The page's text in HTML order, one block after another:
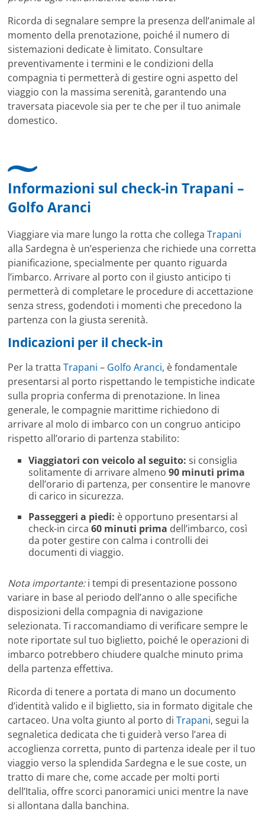
Ricorda di segnalare sempre la presenza dell’animale al
momento della prenotazione, poiché il numero di
sistemazioni dedicate è limitato. Consultare
preventivamente i termini e le condizioni della
compagnia ti permetterà di gestire ogni aspetto del
viaggio con la massima serenità, garantendo una
traversata piacevole sia per te che per il tuo animale
domestico.
Informazioni sul check-in Trapani –
Golfo Aranci
Viaggiare via mare lungo la rotta che collegaTrapani
alla Sardegna è un’esperienza che richiede una corretta
pianificazione, specialmente per quanto riguarda
l’imbarco. Arrivare al porto con il giusto anticipo ti
permetterà di completare le procedure di accettazione
senza stress, godendoti i momenti che precedono la
partenza con la giusta serenità.
Indicazioni per il check-in
Per la trattaTrapani – Golfo Aranci, è fondamentale
presentarsi al porto rispettando le tempistiche indicate
sulla propria conferma di prenotazione. In linea
generale, le compagnie marittime richiedono di
arrivare al molo di imbarco con un congruo anticipo
rispetto all’orario di partenza stabilito:
Viaggiatori con veicolo al seguito: si consiglia
solitamente di arrivare almeno90 minuti prima
dell’orario di partenza, per consentire le manovre
di carico in sicurezza.
Passeggeri a piedi: è opportuno presentarsi al
check-in circa60 minuti prima dell’imbarco, così
da poter gestire con calma i controlli dei
documenti di viaggio.
Nota importante:i tempi di presentazione possono
variare in base al periodo dell’anno o alle specifiche
disposizioni della compagnia di navigazione
selezionata. Ti raccomandiamo di verificare sempre le
note riportate sul tuo biglietto, poiché le operazioni di
imbarco potrebbero chiudere qualche minuto prima
della partenza effettiva.
Ricorda di tenere a portata di mano un documento
d’identità valido e il biglietto, sia in formato digitale che
cartaceo. Una volta giunto al porto diTrapani, segui la
segnaletica dedicata che ti guiderà verso l’area di
accoglienza corretta, punto di partenza ideale per il tuo
viaggio verso la splendida Sardegna e le sue coste, un
tratto di mare che, come accade per molti porti
dell’Italia, offre scorci panoramici unici mentre la nave
si allontana dalla banchina.